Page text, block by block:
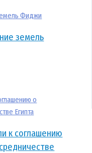
земель
к соглашению